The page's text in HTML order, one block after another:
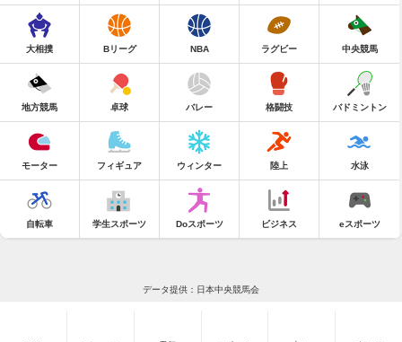
大相撲 Bリーグ NBA ラグビー 中央競馬
地方競馬 卓球 バレー 格闘技 バドミントン
モーター フィギュア ウィンター 陸上 水泳
自転車 学生スポーツ Doスポーツ ビジネス eスポーツ
データ提供：日本中央競馬会